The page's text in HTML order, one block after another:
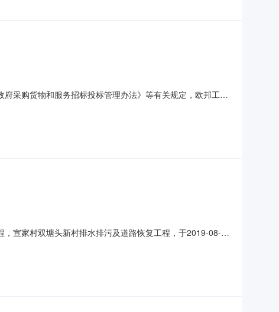
采购货物和服务招标投标管理办法》等有关规定，欧邦工程
数量单位预算金额技术参数备注1宣家村双塘头老村排水
宣家村双塘头新村排水排污及道路恢复工程，于2019-08-
室电话：3888040地址：世纪大道767号5楼如对中选结果